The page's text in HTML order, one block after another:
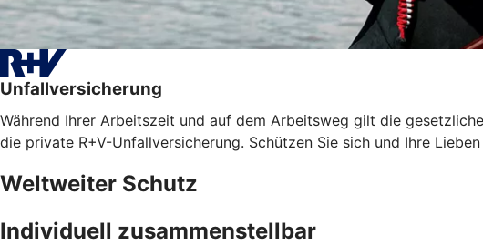
Unfallversicherung
Während Ihrer Arbeitszeit und auf dem Arbeitsweg gilt die
die private R+V-Unfallversicherung. Schützen Sie sich und Ihre
Weltweiter Schutz
Individuell zusammenstellbar